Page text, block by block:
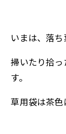
いまは、落ち
掃いたり拾
す。
草用袋は茶色